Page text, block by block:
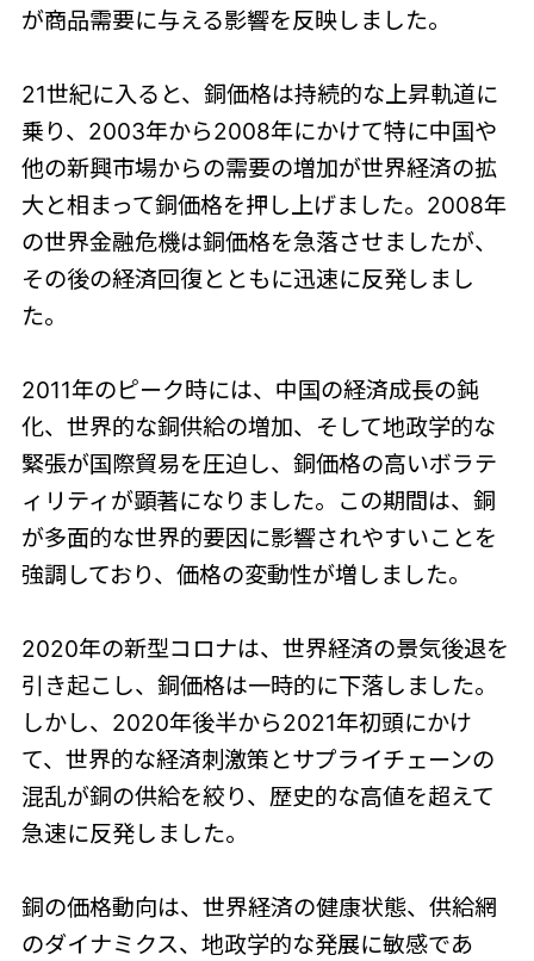
が商品需要に与える影響を反映しました。
21世紀に入ると、銅価格は持続的な上昇軌道に
乗り、2003年から2008年にかけて特に中国や
他の新興市場からの需要の増加が世界経済の拡
大と相まって銅価格を押し上げました。2008年
の世界金融危機は銅価格を急落させましたが、
その後の経済回復とともに迅速に反発しまし
た。
2011年のピーク時には、中国の経済成長の鈍
化、世界的な銅供給の増加、そして地政学的な
緊張が国際貿易を圧迫し、銅価格の高いボラテ
ィリティが顕著になりました。この期間は、銅
が多面的な世界的要因に影響されやすいことを
強調しており、価格の変動性が増しました。
2020年の新型コロナは、世界経済の景気後退を
引き起こし、銅価格は一時的に下落しました。
しかし、2020年後半から2021年初頭にかけ
て、世界的な経済刺激策とサプライチェーンの
混乱が銅の供給を絞り、歴史的な高値を超えて
急速に反発しました。
銅の価格動向は、世界経済の健康状態、供給網
のダイナミクス、地政学的な発展に敏感であ